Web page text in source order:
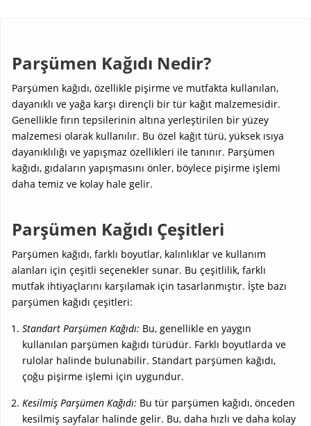
Parşümen Kağıdı Nedir?
Parşümen kağıdı, özellikle pişirme ve mutfakta kullanılan,
dayanıklı ve yağa karşı dirençli bir tür kağıt malzemesidir.
Genellikle fırın tepsilerinin altına yerleştirilen bir yüzey
malzemesi olarak kullanılır. Bu özel kağıt türü, yüksek ısıya
dayanıklılığı ve yapışmaz özellikleri ile tanınır. Parşümen
kağıdı, gıdaların yapışmasını önler, böylece pişirme işlemi
daha temiz ve kolay hale gelir.
Parşümen Kağıdı Çeşitleri
Parşümen kağıdı, farklı boyutlar, kalınlıklar ve kullanım
alanları için çeşitli seçenekler sunar. Bu çeşitlilik, farklı
mutfak ihtiyaçlarını karşılamak için tasarlanmıştır. İşte bazı
parşümen kağıdı çeşitleri:
Standart Parşümen Kağıdı: Bu, genellikle en yaygın
kullanılan parşümen kağıdı türüdür. Farklı boyutlarda ve
rulolar halinde bulunabilir. Standart parşümen kağıdı,
çoğu pişirme işlemi için uygundur.
Kesilmiş Parşümen Kağıdı: Bu tür parşümen kağıdı, önceden
kesilmiş sayfalar halinde gelir. Bu, daha hızlı ve daha kolay